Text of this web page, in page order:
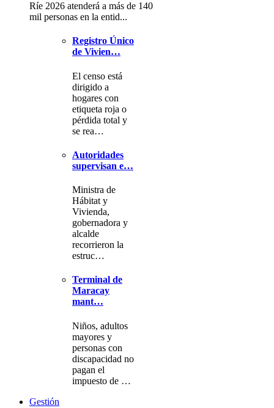
Ríe 2026 atenderá a más de 140
mil personas en la entid...
Registro Único
de Vivien…
El censo está
dirigido a
hogares con
etiqueta roja o
pérdida total y
se rea…
Autoridades
supervisan e…
Ministra de
Hábitat y
Vivienda,
gobernadora y
alcalde
recorrieron la
estruc…
Terminal de
Maracay
mant…
Niños, adultos
mayores y
personas con
discapacidad no
pagan el
impuesto de …
Gestión